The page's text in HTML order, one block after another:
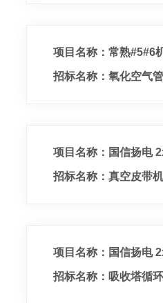
项目名称：常熟#5#6
招标名称：氧化空气
项目名称：国信扬电
招标名称：真空皮带机
项目名称：国信扬电
招标名称：吸收塔循